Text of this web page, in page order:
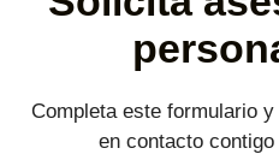
Completa este formulario
en contacto